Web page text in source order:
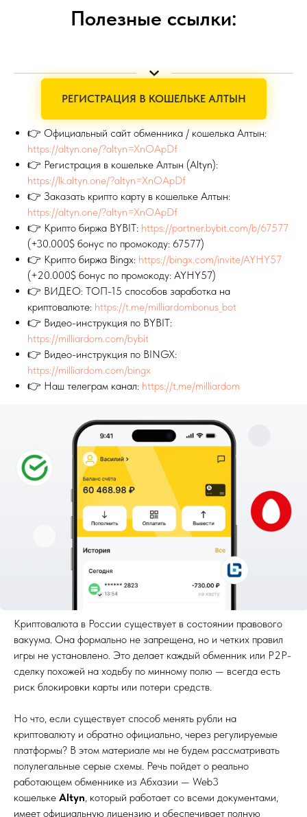
Полезные ссылки:
РЕГИСТРАЦИЯ В КОШЕЛЬКЕ АЛТЫН
👉 Официальный сайт обменника / кошелька Алтын:
https://altyn.one/?altyn=XnOApDf
👉 Регистрация в кошельке Алтын (Altyn):
https://lk.altyn.one/?altyn=XnOApDf
👉 Заказать крипто карту в кошельке Алтын:
https://altyn.one/?altyn=XnOApDf
👉 Крипто биржа BYBIT: https://partner.bybit.com/b/67577
(+30.000$ бонус по промокоду: 67577)
👉 Крипто биржа Bingx: https://bingx.com/invite/AYHY57
(+20.000$ бонус по промокоду: AYHY57)
👉 ВИДЕО: ТОП-15 способов заработка на
криптовалюте: https://t.me/milliardombonus_bot
👉 Видео-инструкция по BYBIT:
https://milliardom.com/bybit
👉 Видео-инструкция по BINGX:
https://milliardom.com/bingx
👉 Наш телеграм канал: https://t.me/milliardom
Криптовалюта в России существует в состоянии правового
вакуума. Она формально не запрещена, но и четких правил
игры не установлено. Это делает каждый обменник или P2P-
сделку похожей на ходьбу по минному полю — всегда есть
риск блокировки карты или потери средств.
Но что, если существует способ менять рубли на
криптовалюту и обратно официально, через регулируемые
платформы? В этом материале мы не будем рассматривать
полулегальные серые схемы. Речь пойдет о реально
работающем обменнике из Абхазии — Web3
кошельке Altyn , который работает со всеми документами,
имеет официальную лицензию и обеспечивает полную